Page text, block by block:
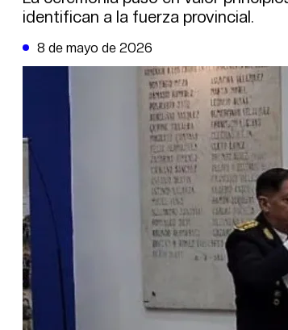
identifican a la fuerza provincial.
8 de mayo de 2026